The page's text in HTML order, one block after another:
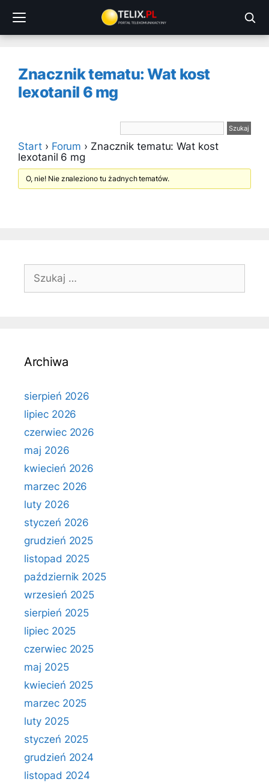
treści
Znacznik tematu: Wat kost
lexotanil 6 mg
Start › Forum › Znacznik tematu: Wat kost
lexotanil 6 mg
O, nie! Nie znaleziono tu żadnych tematów.
Szukaj:
Archiwa
sierpień 2026
lipiec 2026
czerwiec 2026
maj 2026
kwiecień 2026
marzec 2026
luty 2026
styczeń 2026
grudzień 2025
listopad 2025
październik 2025
wrzesień 2025
sierpień 2025
lipiec 2025
czerwiec 2025
maj 2025
kwiecień 2025
marzec 2025
luty 2025
styczeń 2025
grudzień 2024
listopad 2024